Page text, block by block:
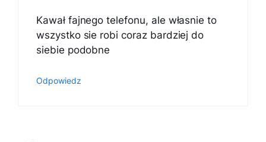
Kawał fajnego telefonu, ale własnie to
wszystko sie robi coraz bardziej do
siebie podobne
Odpowiedz